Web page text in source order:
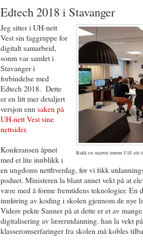
Edtech 2018 i Stavanger
Rakk en snartur innom UiS sitt
Jeg sitter i UH-nett
Vest sin faggruppe for
digitalt samarbeid,
sonm var samlet i
Stavanger i
forbindelse med
Edtech 2018. Dette
er en litt mer detaljert
versjon enn saken på
UH-nett Vest sine
nettsider.
Konferansen åpnet
med et lite innblikk i
en ungdoms netthverdag, før vi fikk
poduet. Ministeren la blant annet vekt på at
være med å forme fremtidens teknologier. En
innføring av koding i skolen gjennom de nye
Videre pekte Sanner på at dette er et av
digitalisering av lærerutdanning. han la vekt
klasseromserfaringer fra skolen må kobles